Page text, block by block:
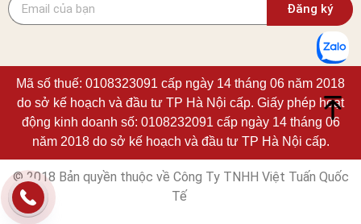
Đăng ký
Mã số thuế: 0108323091 cấp ngày 14 tháng 06 năm 2018
do sở kế hoạch và đầu tư TP Hà Nội cấp. Giấy phép hoạt
động kinh doanh số: 0108232091 cấp ngày 14 tháng 06
năm 2018 do sở kế hoạch và đầu tư TP Hà Nội cấp.
© 2018 Bản quyền thuộc về Công Ty TNHH Việt Tuấn Quốc
Tế